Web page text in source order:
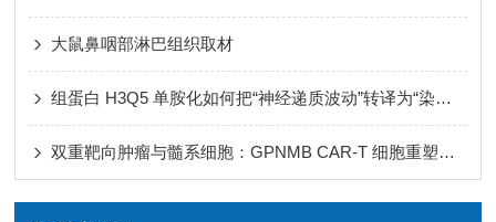
大鼠鼻咽部淋巴组织取材
组蛋白 H3Q5 单胺化如何把“神经递质波动”转译为“染色质节律”
双重靶向肿瘤与髓系细胞：GPNMB CAR-T 细胞重塑免疫微环境